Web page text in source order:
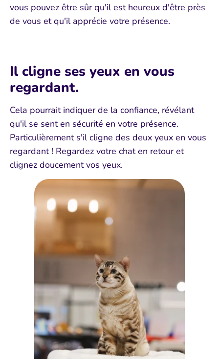
vous pouvez être sûr qu'il est heureux d'être près
de vous et qu'il apprécie votre présence.
Il cligne ses yeux en vous
regardant.
Cela pourrait indiquer de la confiance, révélant
qu'il se sent en sécurité en votre présence.
Particulièrement s'il cligne des deux yeux en vous
regardant ! Regardez votre chat en retour et
clignez doucement vos yeux.